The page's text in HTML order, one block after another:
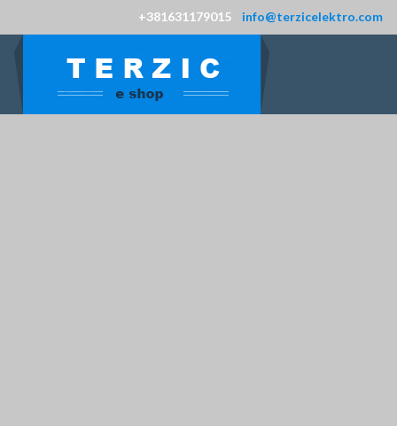
+381631179015 info@terzicelektro.com